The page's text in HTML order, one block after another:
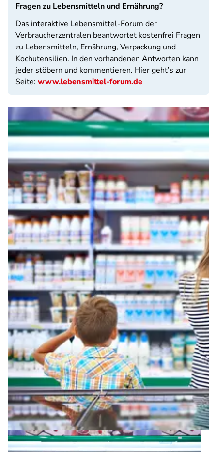
Fragen zu Lebensmitteln und Ernährung?
Das interaktive Lebensmittel-Forum der
Verbraucherzentralen beantwortet kostenfrei Fragen
zu Lebensmitteln, Ernährung, Verpackung und
Kochutensilien. In den vorhandenen Antworten kann
jeder stöbern und kommentieren. Hier geht’s zur
Seite: www.lebensmittel-forum.de